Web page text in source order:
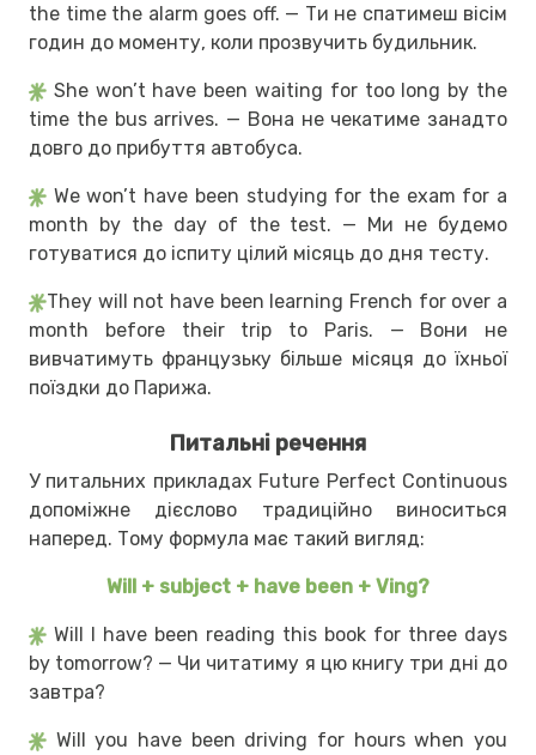
the time the alarm goes off. — Ти не спатимеш вісім
годин до моменту, коли прозвучить будильник.
She won’t have been waiting for too long by the
time the bus arrives. — Вона не чекатиме занадто
довго до прибуття автобуса.
We won’t have been studying for the exam for a
month by the day of the test. — Ми не будемо
готуватися до іспиту цілий місяць до дня тесту.
They will not have been learning French for over a
month before their trip to Paris. — Вони не
вивчатимуть французьку більше місяця до їхньої
поїздки до Парижа.
Питальні речення
У питальних прикладах Future Perfect Continuous
допоміжне дієслово традиційно виноситься
наперед. Тому формула має такий вигляд:
Will + subject + have been + Ving?
Will I have been reading this book for three days
by tomorrow? — Чи читатиму я цю книгу три дні до
завтра?
Will you have been driving for hours when you